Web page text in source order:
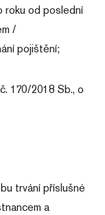
roku od poslední
/
pojištění;
170/2018 Sb., o
trvání příslušné
a